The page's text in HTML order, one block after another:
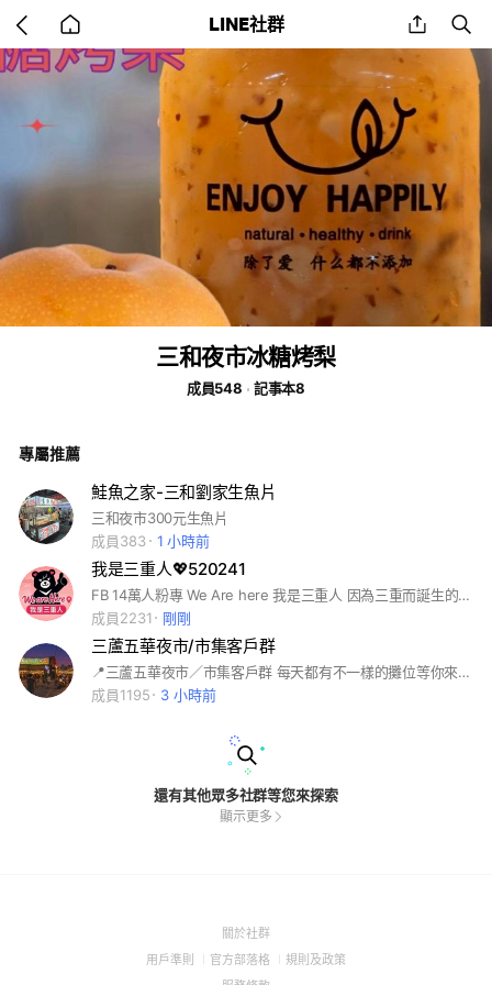
back
to
home
LINE社群 share
三和夜市冰糖烤梨
成員548 記事本8
專屬推薦
鮭魚之家-三和劉家生魚片
三和夜市300元生魚片
成員383
1 小時前
我是三重人💖520241
FB 14萬人粉專 We Are here 我是三重人 因為三重而誕生的「我是三重人」 認識三重的一草一木一人一事一店一景 從分享美食到連結在地生活圈 集結鄉親X店家的力量 #三重 #在地 #大小事
成員2231
剛剛
三蘆五華夜市/市集客戶群
📍三蘆五華夜市／市集客戶群 每天都有不一樣的攤位等你來挖寶✨ 📢 每日公告攤商名單 🍢 美食、遊戲、好物通通有 📦 支援提前預訂，免排隊直接拿 如果是攤主幫我改成商品名稱哦
成員1195
3 小時前
還有其他眾多社群等您來探索
顯示更多
關於社群(Open
用戶準則
(Open
官方部落格
(Open
規則及政策(Open